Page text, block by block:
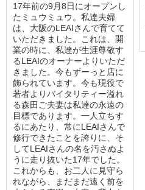
17年前の9月8日にオープンし
たミュウミュウ。私達夫婦
は、大阪のLEAIさんで育てて
いただきました。これは、開
業の時に、私達が生涯尊敬す
るLEAIのオーナーよりいただ
きました。今もずーっと店に
飾られています。今も現役で
若者よりバイタリティー溢れ
る森田ご夫妻は私達の永遠の
目標であります。一人立ちす
るにあたり、常にLEAIさんで
修行できたことを誇りに、そ
してLEAIさんの名を汚さぬよ
うに走り抜いた17年でした。
これからも、お二人に見守ら
れながら、まだまだ遠く前を